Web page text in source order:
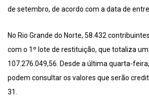
de setembro, de acordo com a data de
No Rio Grande do Norte, 58.432
com o 1º lote de restituição, que totaliza
107.276.049,56. Desde a última quarta-
podem consultar os valores que serão
31.